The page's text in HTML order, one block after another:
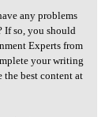
any problems
If so, you should
Experts from
your writing
best content at